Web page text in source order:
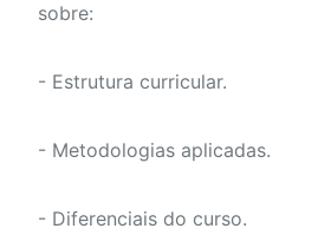
sobre:
- Estrutura curricular.
- Metodologias aplicadas.
- Diferenciais do curso.